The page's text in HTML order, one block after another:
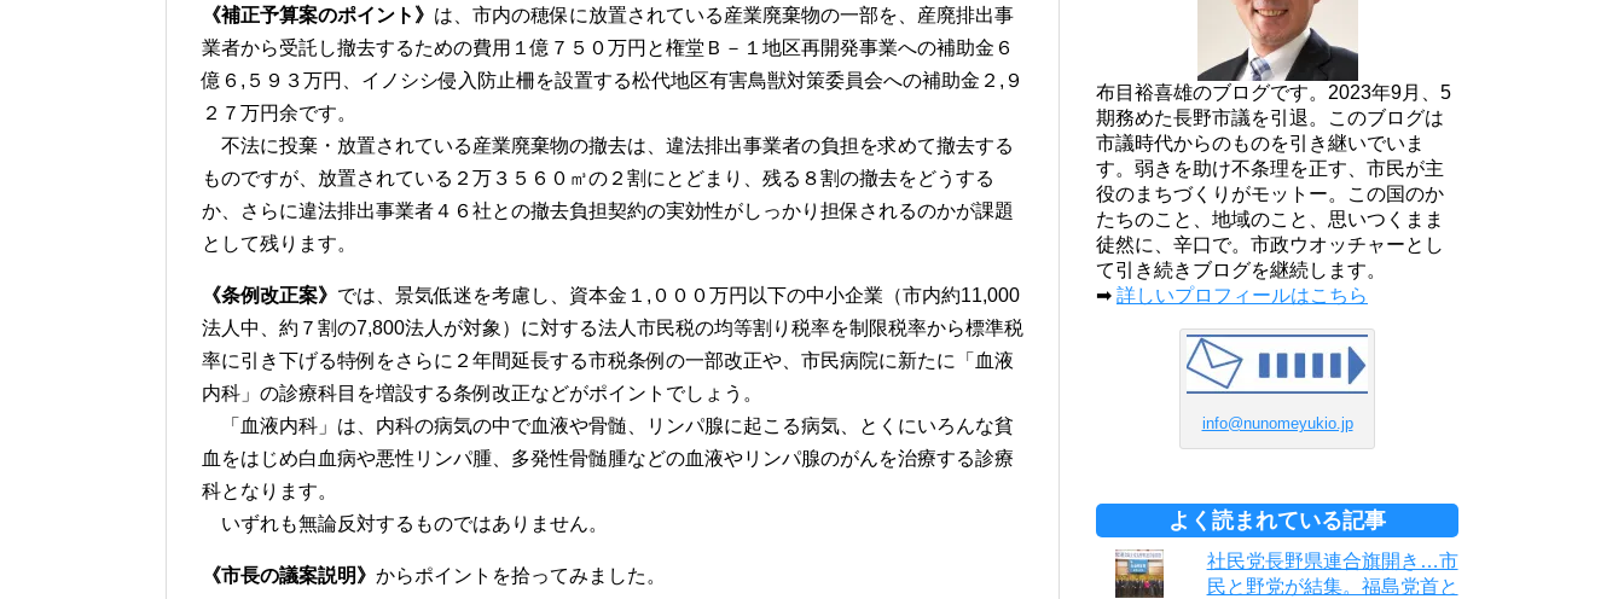
《補正予算案のポイント》 は、市内の穂保に放置されている産業廃棄物の一部を、産廃排出事
業者から受託し撤去するための費用１億７５０万円と権堂Ｂ－１地区再開発事業への補助金６
億６,５９３万円、イノシシ侵入防止柵を設置する松代地区有害鳥獣対策委員会への補助金２,９
２７万円余です。
不法に投棄・放置されている産業廃棄物の撤去は、違法排出事業者の負担を求めて撤去する
ものですが、放置されている２万３５６０㎥の２割にとどまり、残る８割の撤去をどうする
か、さらに違法排出事業者４６社との撤去負担契約の実効性がしっかり担保されるのかが課題
として残ります。
《条例改正案》 では、景気低迷を考慮し、資本金１,０００万円以下の中小企業（市内約11,000
法人中、約７割の7,800法人が対象）に対する法人市民税の均等割り税率を制限税率から標準税
率に引き下げる特例をさらに２年間延長する市税条例の一部改正や、市民病院に新たに「血液
内科」の診療科目を増設する条例改正などがポイントでしょう。
「血液内科」は、内科の病気の中で血液や骨髄、リンパ腺に起こる病気、とくにいろんな貧
血をはじめ白血病や悪性リンパ腫、多発性骨髄腫などの血液やリンパ腺のがんを治療する診療
科となります。
いずれも無論反対するものではありません。
《市長の議案説明》 からポイントを拾ってみました。
布目裕喜雄のブログです。2023年9月、5
期務めた長野市議を引退。このブログは
市議時代からのものを引き継いでいま
す。弱きを助け不条理を正す、市民が主
役のまちづくりがモットー。この国のか
たちのこと、地域のこと、思いつくまま
徒然に、辛口で。市政ウオッチャーとし
て引き続きブログを継続します。
➡ 詳しいプロフィールはこちら
info@nunomeyukio.jp
よく読まれている記事
社民党長野県連合旗開き…市
民と野党が結集。福島党首と